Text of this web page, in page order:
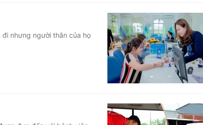
đi nhưng người thân của họ